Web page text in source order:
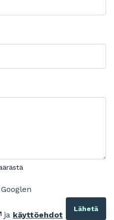
ja käyttöehdot